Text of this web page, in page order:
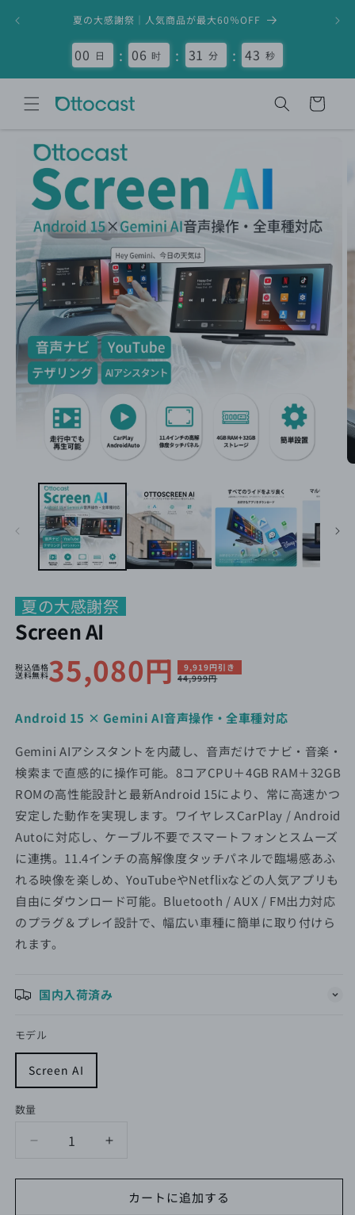
00 日 : 06 时 : 31 分 : 40 秒
夏の大感謝祭｜人気商品が最大60％OFF
カ
ー
報にス
キップ
夏の大感謝祭
Screen AI
税込価格
送料無料セ
ル
価
格
35,080円
通
価
格
9,919円引き
44,999円
Android 15 × Gemini AI音声操作・全車種対応
Gemini AIアシスタントを内蔵し、音声だけでナビ・音楽・
検索まで直感的に操作可能。8コアCPU＋4GB RAM＋32GB
ROMの高性能設計と最新Android 15により、常に高速かつ
安定した動作を実現します。ワイヤレスCarPlay / Android
Autoに対応し、ケーブル不要でスマートフォンとスムーズ
に連携。11.4インチの高解像度タッチパネルで臨場感あふ
れる映像を楽しめ、YouTubeやNetflixなどの人気アプリも
自由にダウンロード可能。Bluetooth / AUX / FM出力対応
のプラグ＆プレイ設計で、幅広い車種に簡単に取り付けら
れます。
国内入荷済み
モデル
Screen AI
数量
Screen
の
Screen
の
カートに追加する